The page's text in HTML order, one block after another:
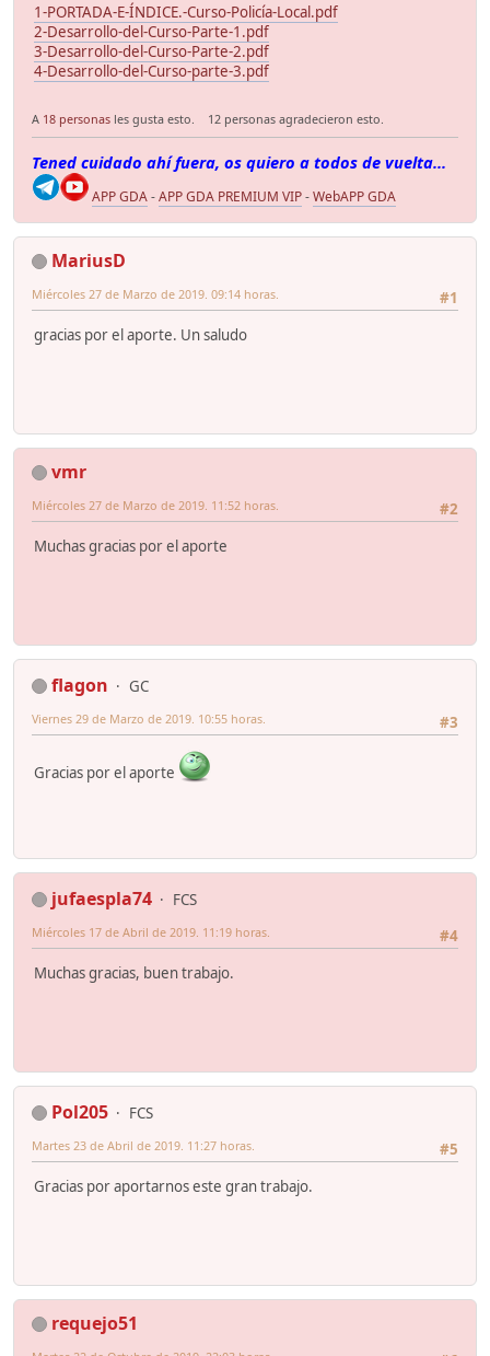
1-PORTADA-E-ÍNDICE.-Curso-Policía-Local.pdf
2-Desarrollo-del-Curso-Parte-1.pdf
3-Desarrollo-del-Curso-Parte-2.pdf
4-Desarrollo-del-Curso-parte-3.pdf
A 18 personas les gusta esto. 12 personas agradecieron esto.
Tened cuidado ahí fuera, os quiero a todos de vuelta...
APP GDA-APP GDA PREMIUM VIP-WebAPP GDA
MariusD
#1
Miércoles 27 de Marzo de 2019. 09:14 horas.
gracias por el aporte. Un saludo
vmr
#2
Miércoles 27 de Marzo de 2019. 11:52 horas.
Muchas gracias por el aporte
flagon
GC
#3
Viernes 29 de Marzo de 2019. 10:55 horas.
Gracias por el aporte
jufaespla74
FCS
#4
Miércoles 17 de Abril de 2019. 11:19 horas.
Muchas gracias, buen trabajo.
Pol205
FCS
#5
Martes 23 de Abril de 2019. 11:27 horas.
Gracias por aportarnos este gran trabajo.
requejo51